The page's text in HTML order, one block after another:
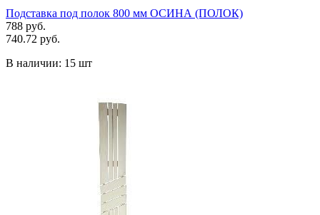
Подставка под полок 800 мм ОСИНА (ПОЛОК)
788 руб.
740.72 руб.
В наличии: 15 шт